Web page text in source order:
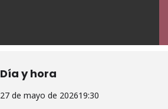
Día y hora
27 de mayo de 202619:30